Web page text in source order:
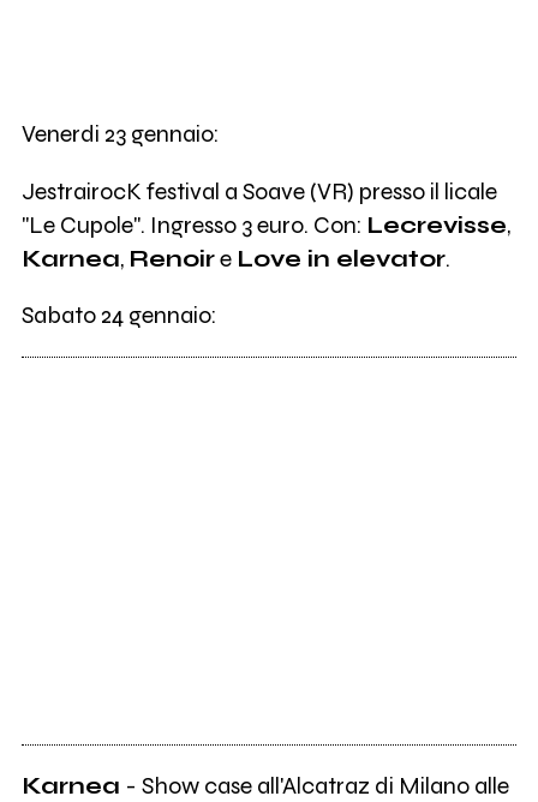
Venerdi 23 gennaio:
JestrairocK festival a Soave (VR) presso il licale
"Le Cupole". Ingresso 3 euro. Con: Lecrevisse,
Karnea, Renoire Love in elevator.
Sabato 24 gennaio:
Karnea - Show case all'Alcatraz di Milano alle